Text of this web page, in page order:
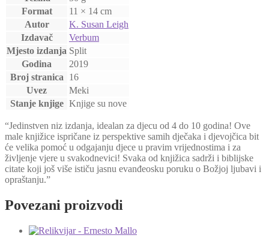
Format
11 × 14 cm
Autor
K. Susan Leigh
Izdavač
Verbum
Mjesto izdanja Split
Godina
2019
Broj stranica
16
Uvez
Meki
Stanje knjige Knjige su nove
“Jedinstven niz izdanja, idealan za djecu od 4 do 10 godina! Ove
male knjižice ispričane iz perspektive samih dječaka i djevojčica bit
će velika pomoć u odgajanju djece u pravim vrijednostima i za
življenje vjere u svakodnevici! Svaka od knjižica sadrži i biblijske
citate koji još više ističu jasnu evanđeosku poruku o Božjoj ljubavi i
opraštanju.”
Povezani proizvodi